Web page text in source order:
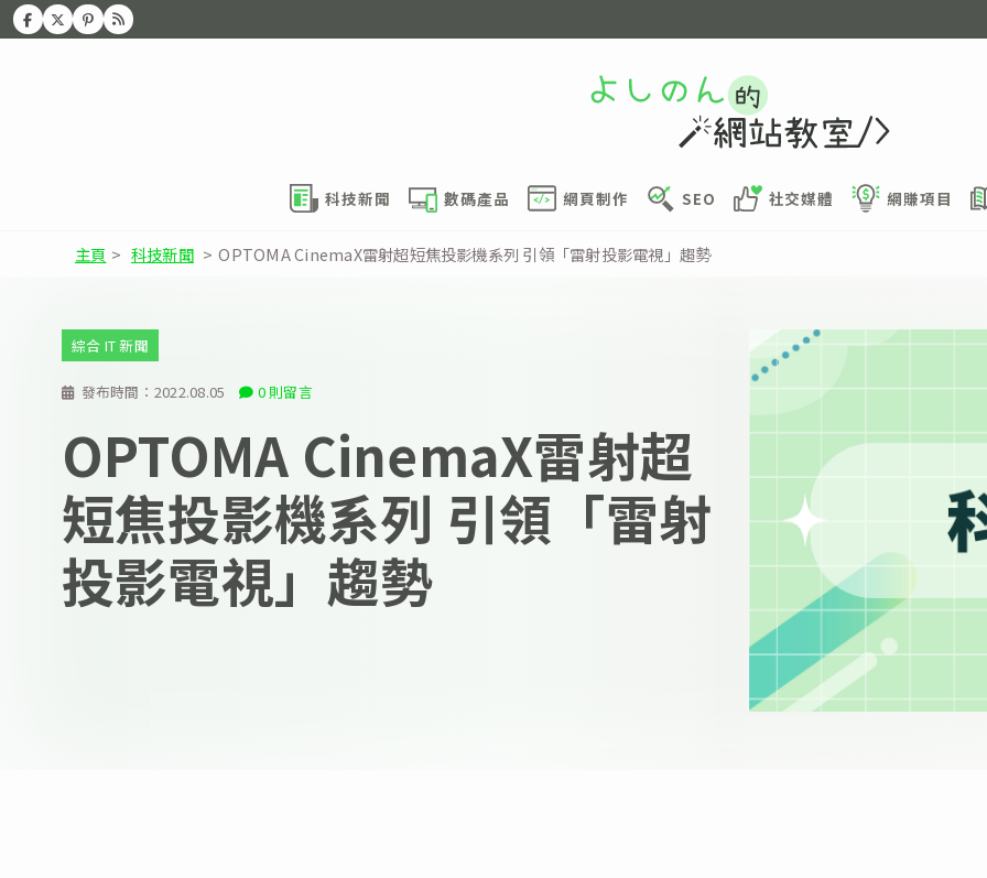
科技新聞 數碼產品 網頁制作 SEO 社交媒體 網賺項目
主頁 > 科技新聞 > OPTOMA CinemaX雷射超短焦投影機系列 引領「雷射投影電視」趨勢
發布時間： 2022.08.05 0 則留言
綜合 IT 新聞
OPTOMA CinemaX雷射超
短焦投影機系列 引領「雷射
投影電視」趨勢